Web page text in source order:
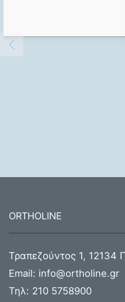
ORTHOLINE
Τραπεζούντος 1, 12134
Email: info@ortholine.gr
Τηλ: 210 5758900